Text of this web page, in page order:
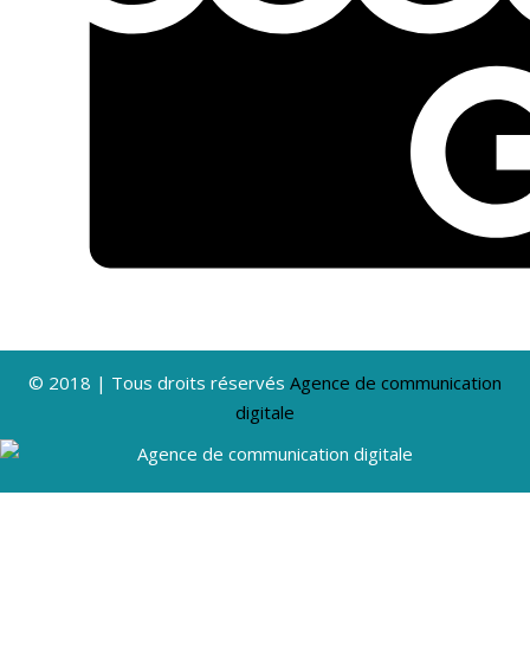
© 2018 | Tous droits réservés Agence de communication
digitale